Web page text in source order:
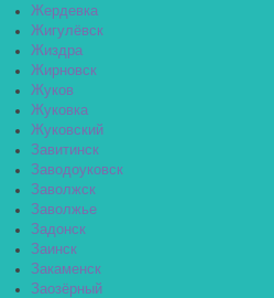
Жердевка
Жигулёвск
Жиздра
Жирновск
Жуков
Жуковка
Жуковский
Завитинск
Заводоуковск
Заволжск
Заволжье
Задонск
Заинск
Закаменск
Заозёрный